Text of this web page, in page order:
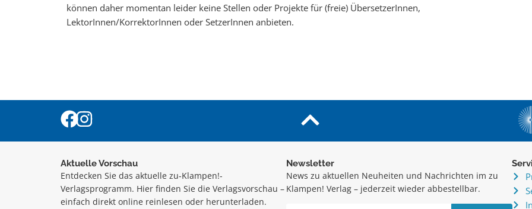
können daher momentan leider keine Stellen oder Projekte für (freie) ÜbersetzerInnen,
LektorInnen/KorrektorInnen oder SetzerInnen anbieten.
Aktuelle Vorschau
Entdecken Sie das aktuelle zu-Klampen!-
Verlagsprogramm. Hier finden Sie die Verlagsvorschau –
einfach direkt online reinlesen oder herunterladen.
Newsletter
News zu aktuellen Neuheiten und Nachrichten im zu
Klampen! Verlag – jederzeit wieder abbestellbar.